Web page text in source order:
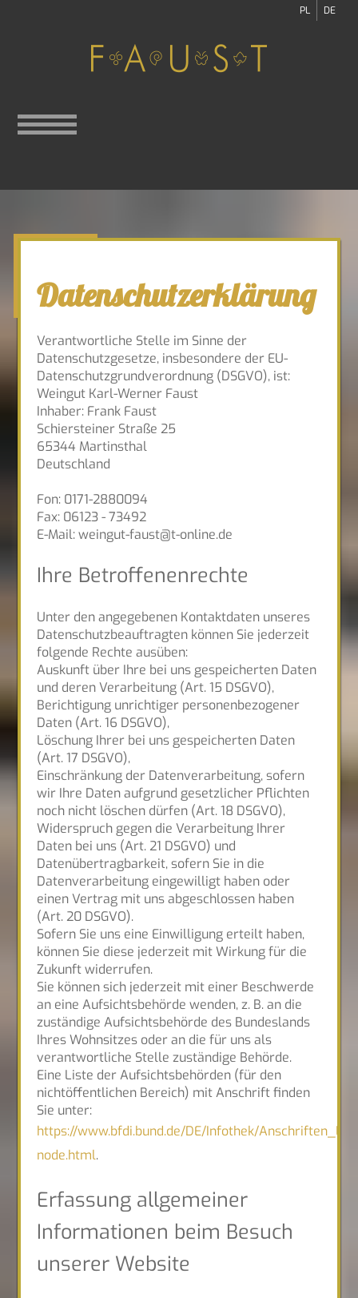
PL DE
Datenschutzerklärung
Verantwortliche Stelle im Sinne der
Datenschutzgesetze, insbesondere der EU-
Datenschutzgrundverordnung (DSGVO), ist:
Weingut Karl-Werner Faust
Inhaber: Frank Faust
Schiersteiner Straße 25
65344 Martinsthal
Deutschland
Fon: 0171-2880094
Fax: 06123 - 73492
E-Mail: weingut-faust@t-online.de
Ihre Betroffenenrechte
Unter den angegebenen Kontaktdaten unseres
Datenschutzbeauftragten können Sie jederzeit
folgende Rechte ausüben:
Auskunft über Ihre bei uns gespeicherten Daten
und deren Verarbeitung (Art. 15 DSGVO),
Berichtigung unrichtiger personenbezogener
Daten (Art. 16 DSGVO),
Löschung Ihrer bei uns gespeicherten Daten
(Art. 17 DSGVO),
Einschränkung der Datenverarbeitung, sofern
wir Ihre Daten aufgrund gesetzlicher Pflichten
noch nicht löschen dürfen (Art. 18 DSGVO),
Widerspruch gegen die Verarbeitung Ihrer
Daten bei uns (Art. 21 DSGVO) und
Datenübertragbarkeit, sofern Sie in die
Datenverarbeitung eingewilligt haben oder
einen Vertrag mit uns abgeschlossen haben
(Art. 20 DSGVO).
Sofern Sie uns eine Einwilligung erteilt haben,
können Sie diese jederzeit mit Wirkung für die
Zukunft widerrufen.
Sie können sich jederzeit mit einer Beschwerde
an eine Aufsichtsbehörde wenden, z. B. an die
zuständige Aufsichtsbehörde des Bundeslands
Ihres Wohnsitzes oder an die für uns als
verantwortliche Stelle zuständige Behörde.
Eine Liste der Aufsichtsbehörden (für den
nichtöffentlichen Bereich) mit Anschrift finden
Sie unter:
https://www.bfdi.bund.de/DE/Infothek/
node.html.
Erfassung allgemeiner
Informationen beim Besuch
unserer Website